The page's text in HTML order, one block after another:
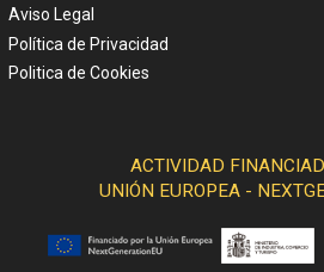
Aviso Legal
Política de Privacidad
Politica de Cookies
ACTIVIDAD
UNIÓN EUROPEA -